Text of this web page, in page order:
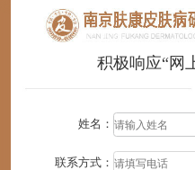
积极响应“网
姓名：
联系方式：